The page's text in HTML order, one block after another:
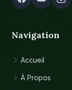
Navigation
Accueil
À Propos